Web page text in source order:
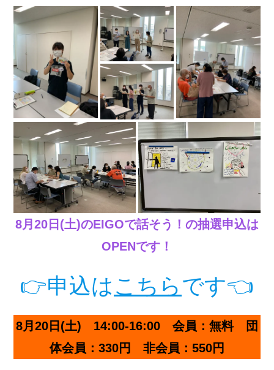
8月20日(土)のEIGOで話そう！の抽選申込は
OPENです！
👉申込はこちらです👈
8月20日(土) 14:00-16:00 会員：無料 団
体会員：330円 非会員：550円